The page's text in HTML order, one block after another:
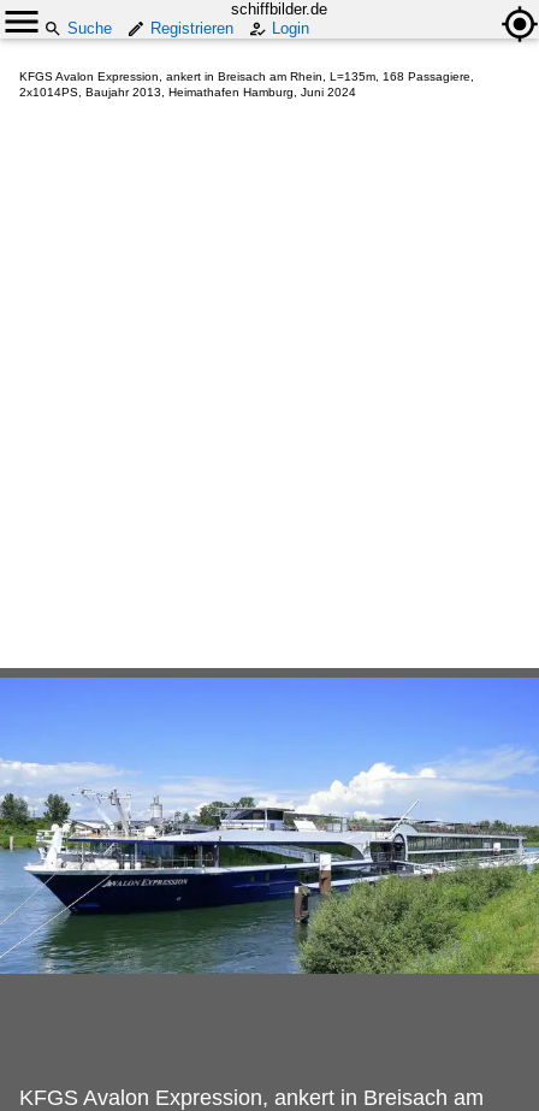
schiffbilder.de
Suche
Registrieren Login
KFGS Avalon Expression, ankert in Breisach am Rhein, L=135m, 168 Passagiere,
2x1014PS, Baujahr 2013, Heimathafen Hamburg, Juni 2024
KFGS Avalon Expression, ankert in Breisach am